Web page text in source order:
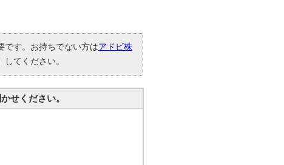
です。お持ちでない方はアドビ株
てください。
せください。